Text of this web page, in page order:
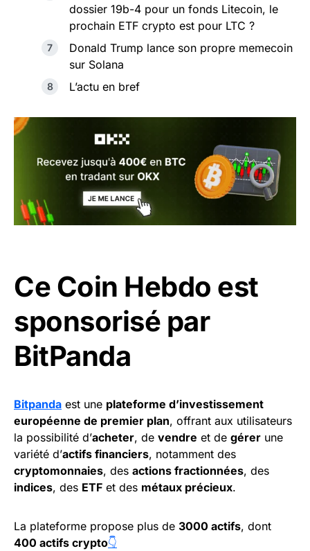
dossier 19b-4 pour un fonds Litecoin, le
prochain ETF crypto est pour LTC ?
Donald Trump lance son propre memecoin
sur Solana
L’actu en bref
Ce Coin Hebdo est
sponsorisé par
BitPanda
Bitpanda est une plateforme d’investissement
européenne de premier plan, offrant aux utilisateurs
la possibilité d’acheter, de vendre et de gérer une
variété d’actifs financiers, notamment des
cryptomonnaies, des actions fractionnées, des
indices, des ETF et des métaux précieux.
La plateforme propose plus de 3000 actifs, dont
400 actifs crypto👇